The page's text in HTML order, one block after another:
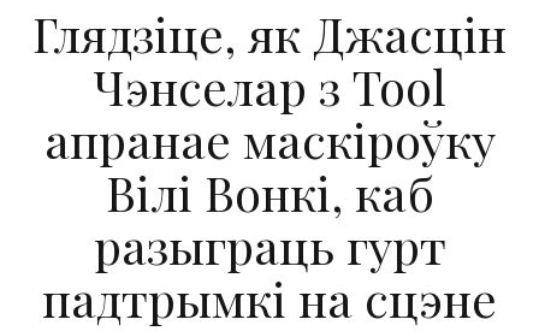
Глядзіце, як Джасцін
Чэнселар з Tool
апранае маскіроўку
Вілі Вонкі, каб
разыграць гурт
падтрымкі на сцэне